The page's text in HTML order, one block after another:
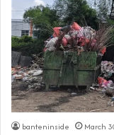
banteninside March